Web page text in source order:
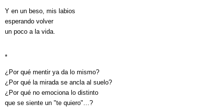
Y en un beso, mis labios
esperando volver
un poco a la vida.
*
¿Por qué mentir ya da lo mismo?
¿Por qué la mirada se ancla al suelo?
¿Por qué no emociona lo distinto
que se siente un "te quiero"…?